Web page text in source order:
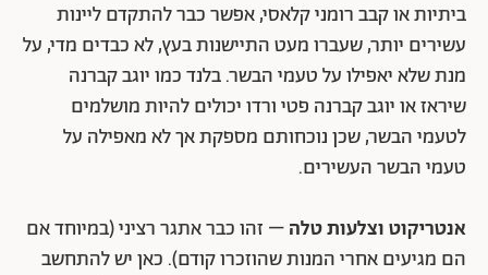
ביתיות או קבב רומני קלאסי, אפשר כבר להתקדם ליינות
עשירים יותר, שעברו מעט התיישנות בעץ, לא כבדים מדי, על
מנת שלא יאפילו על טעמי הבשר. בלנד כמו יוגב קברנה
שיראז או יוגב קברנה פטי ורדו יכולים להיות מושלמים
לטעמי הבשר, שכן נוכחותם מספקת אך לא מאפילה על
טעמי הבשר העשירים.
אנטריקוט וצלעות טלה– זהו כבר אתגר רציני (במיוחד אם
הם מגיעים אחרי המנות שהוזכרו קודם). כאן יש להתחשב